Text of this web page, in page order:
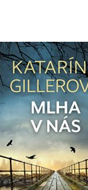
Mlha v
Katarína
Do košíku